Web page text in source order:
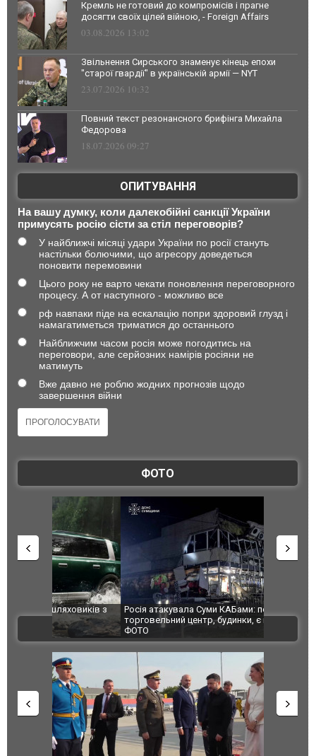
Кремль не готовий до компромісів і прагне
досягти своїх цілей війною, - Foreign Affairs
03.08.2026 13:02
Звільнення Сирського знаменує кінець епохи
"старої гвардії" в українській армії — NYT
23.07.2026 10:32
Повний текст резонансного брифінга Михайла
Федорова
18.07.2026 09:27
ОПИТУВАННЯ
На вашу думку, коли далекобійні санкції України
примусять росію сісти за стіл переговорів?
У найближчі місяці удари України по росії стануть
настільки болючими, що агресору доведеться
поновити перемовини
Цього року не варто чекати поновлення переговорного
процесу. А от наступного - можливо все
рф навпаки піде на ескалацію попри здоровий глузд і
намагатиметься триматися до останнього
Найближчим часом росія може погодитись на
переговори, але серйозних намірів росіяни не
матимуть
Вже давно не роблю жодних прогнозів щодо
завершення війни
ФОТО
позашляховиків з
Росія атакувала Суми КАБами: пошкоджено
торговельний центр, будинки, є
ФОТОВІДЕО